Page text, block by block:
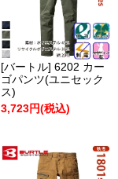
[バートル] 6202 カー
ゴパンツ(ユニセック
ス)
3,723円(税込)